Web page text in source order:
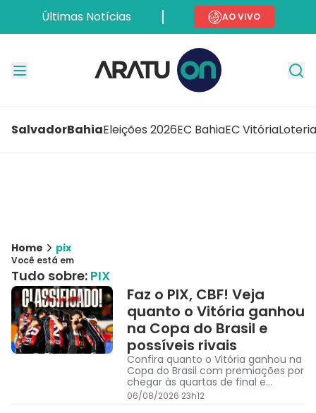
Últimas Notícias AO VIVO
SalvadorBahiaEleições 2026EC BahiaEC Vitória
Home pix
Você está em
Tudo sobre: PIX
Faz o PIX, CBF! Veja
quanto o Vitória ganhou
na Copa do Brasil e
possíveis rivais
Confira quanto o Vitória ganhou na
Copa do Brasil com premiações por
chegar às quartas de final e
possíveis rivais na sequência da
competição
06/08/2026 23h12